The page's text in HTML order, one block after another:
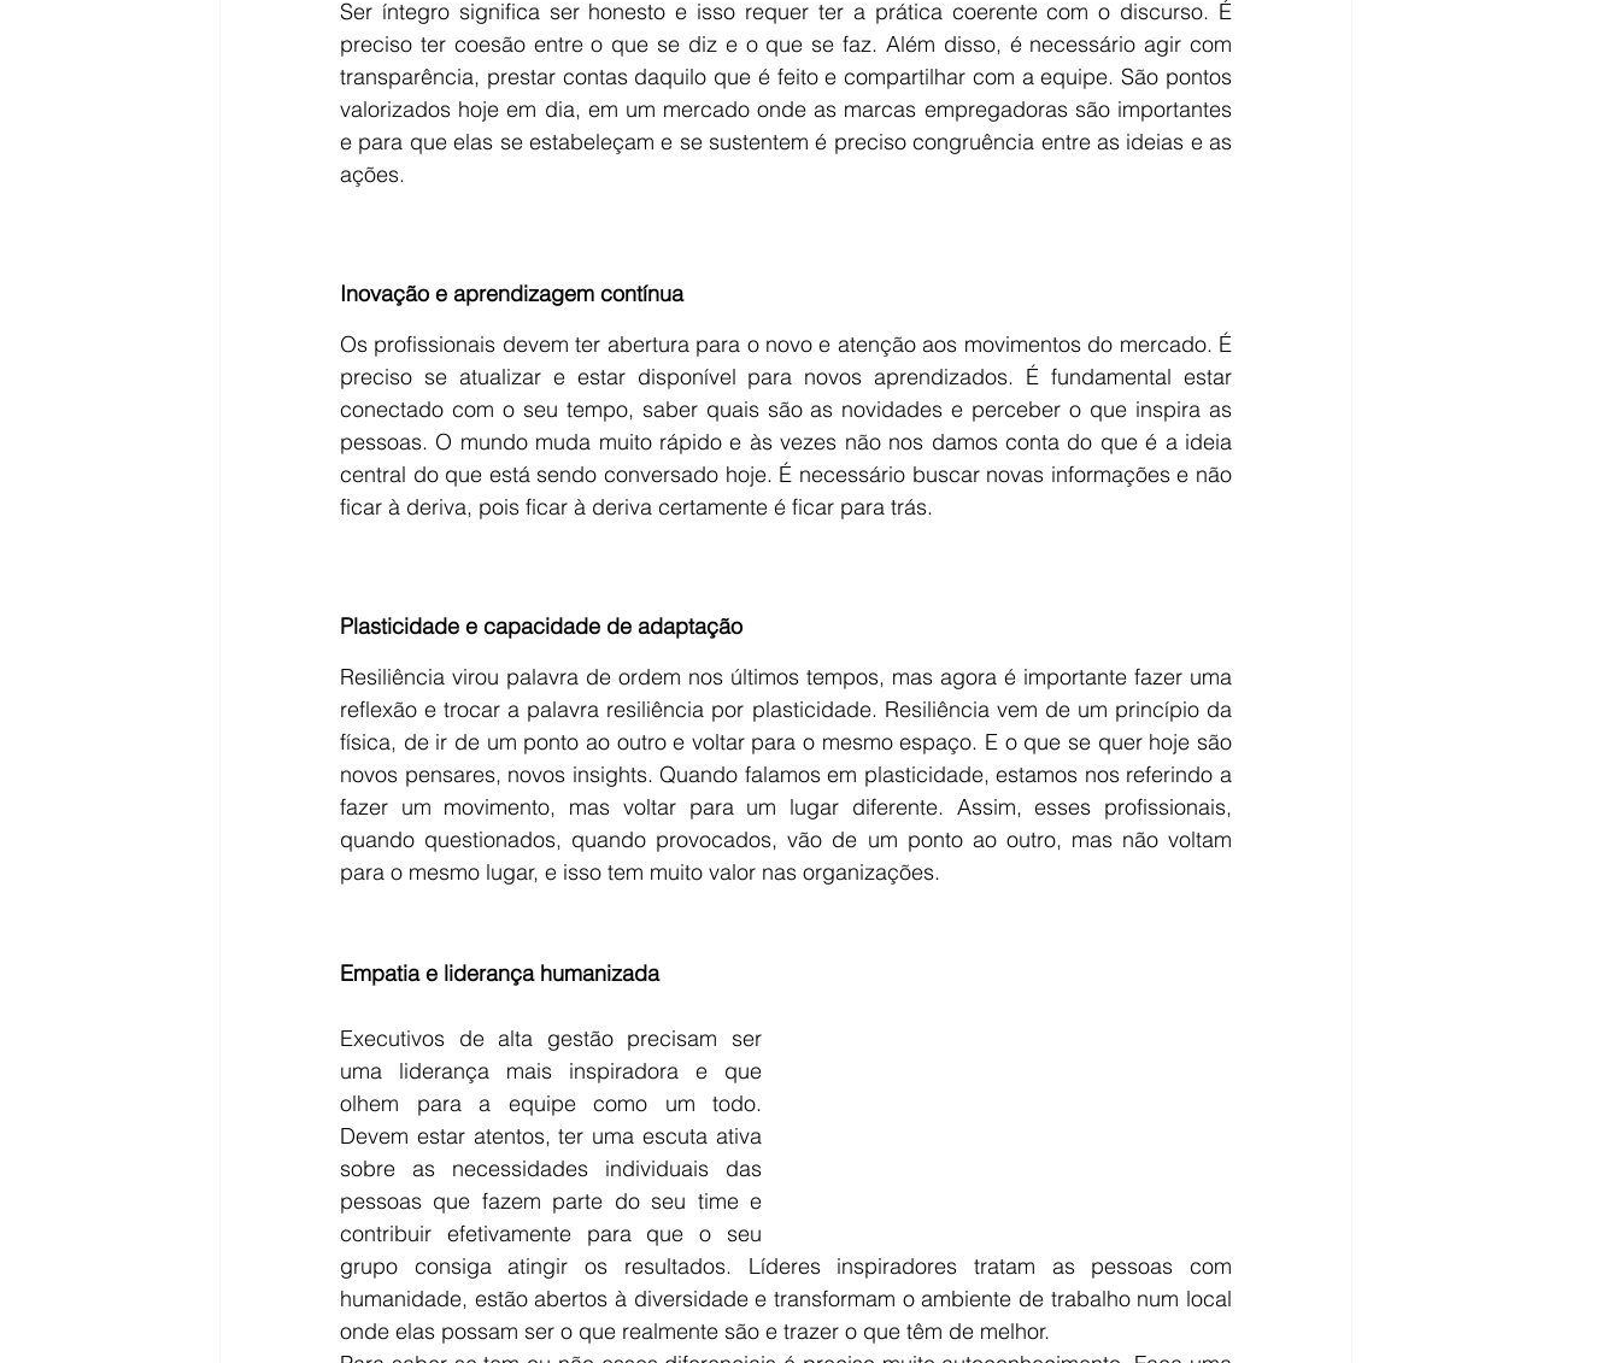
Ser íntegro significa ser honesto e isso requer ter a prática coerente com o discurso. É
preciso ter coesão entre o que se diz e o que se faz. Além disso, é necessário agir com
transparência, prestar contas daquilo que é feito e compartilhar com a equipe. São pontos
valorizados hoje em dia, em um mercado onde as marcas empregadoras são importantes
e para que elas se estabeleçam e se sustentem é preciso congruência entre as ideias e as
ações.
Inovação e aprendizagem contínua
Os profissionais devem ter abertura para o novo e atenção aos movimentos do mercado. É
preciso se atualizar e estar disponível para novos aprendizados. É fundamental estar
conectado com o seu tempo, saber quais são as novidades e perceber o que inspira as
pessoas. O mundo muda muito rápido e às vezes não nos damos conta do que é a ideia
central do que está sendo conversado hoje. É necessário buscar novas informações e não
ficar à deriva, pois ficar à deriva certamente é ficar para trás.
Plasticidade e capacidade de adaptação
Resiliência virou palavra de ordem nos últimos tempos, mas agora é importante fazer uma
reflexão e trocar a palavra resiliência por plasticidade. Resiliência vem de um princípio da
física, de ir de um ponto ao outro e voltar para o mesmo espaço. E o que se quer hoje são
novos pensares, novos insights. Quando falamos em plasticidade, estamos nos referindo a
fazer um movimento, mas voltar para um lugar diferente. Assim, esses profissionais,
quando questionados, quando provocados, vão de um ponto ao outro, mas não voltam
para o mesmo lugar, e isso tem muito valor nas organizações.
Empatia e liderança humanizada
Executivos de alta gestão precisam ser
uma liderança mais inspiradora e que
olhem para a equipe como um todo.
Devem estar atentos, ter uma escuta ativa
sobre as necessidades individuais das
pessoas que fazem parte do seu time e
contribuir efetivamente para que o seu
grupo consiga atingir os resultados. Líderes inspiradores tratam as pessoas com
humanidade, estão abertos à diversidade e transformam o ambiente de trabalho num local
onde elas possam ser o que realmente são e trazer o que têm de melhor.